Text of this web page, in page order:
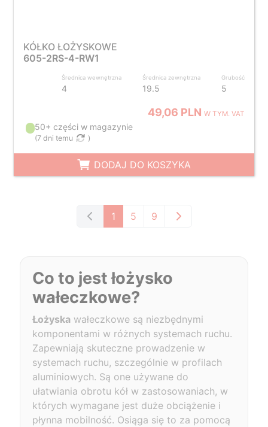
KÓŁKO ŁOŻYSKOWE
605-2RS-4-RW1
Średnica wewnętrzna
4
Średnica zewnętrzna
19.5
Grubość
5
49,06 PLNW TYM. VAT
50+ części w magazynie
(7 dni temu )
DODAJ DO KOSZYKA
1 5 9
Co to jest łożysko
wałeczkowe?
Łożyska wałeczkowe są niezbędnymi
komponentami w różnych systemach ruchu.
Zapewniają skuteczne prowadzenie w
systemach ruchu, szczególnie w profilach
aluminiowych. Są one używane do
ułatwiania obrotu kół w zastosowaniach, w
których wymagane jest duże obciążenie i
płynna mobilność. Osiąga się to za pomocą